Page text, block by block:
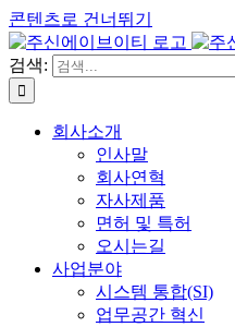
콘텐츠로 건너뛰기
검색:
회사소개
인사말
회사연혁
자사제품
면허 및 특허
오시는길
사업분야
시스템 통합(SI)
업무공간 혁신